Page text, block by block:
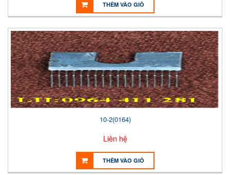
THÊM VÀO GIỎ
10-2(0164)
Liên hệ
THÊM VÀO GIỎ